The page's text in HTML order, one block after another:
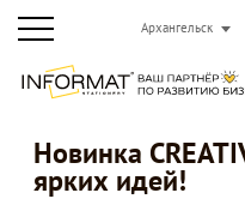
Архангельск
Новинка
ярких идей!